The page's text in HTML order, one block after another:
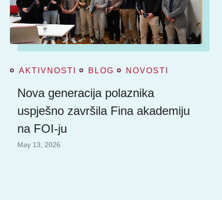
AKTIVNOSTI BLOG NOVOSTI
Nova generacija polaznika
uspješno završila Fina akademiju
na FOI-ju
May 13, 2026